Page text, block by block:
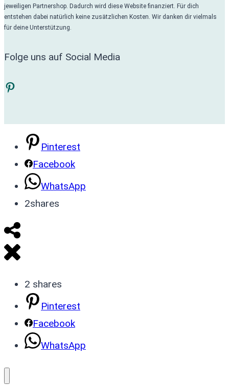
jeweiligen Partnershop. Dadurch wird diese Website finanziert. Für dich
entstehen dabei natürlich keine zusätzlichen Kosten. Wir danken dir vielmals
für deine Unterstützung.
Folge uns auf Social Media
Pinterest
Pinterest
Facebook
WhatsApp
2shares
2 shares
Pinterest
Facebook
WhatsApp